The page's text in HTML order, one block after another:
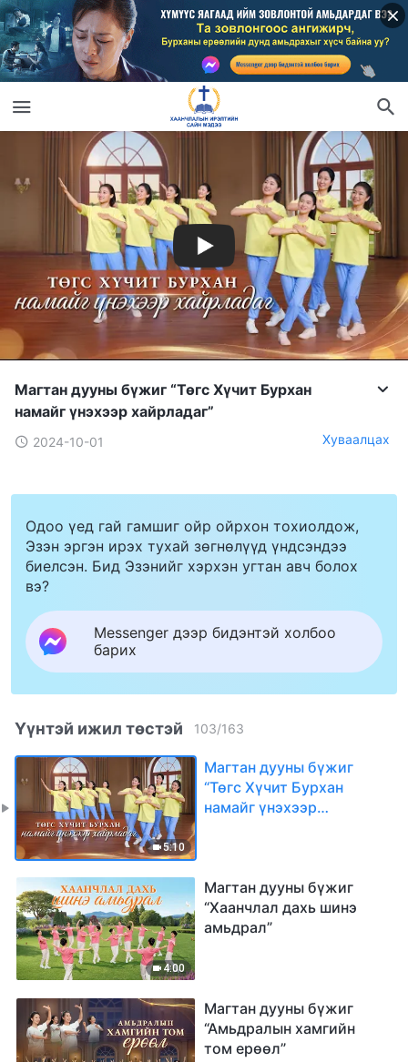
Магтан дууны бүжиг “Төгс Хүчит Бурхан
намайг үнэхээр хайрладаг”
2024-10-01 Хуваалцах
Одоо үед гай гамшиг ойр ойрхон тохиолдож,
Эзэн эргэн ирэх тухай зөгнөлүүд үндсэндээ
биелсэн. Бид Эзэнийг хэрхэн угтан авч болох
вэ?
Messenger дээр бидэнтэй холбоо
барих
Үүнтэй ижил төстэй 103/163
5:10
Магтан дууны бүжиг
“Төгс Хүчит Бурхан
намайг үнэхээр
4:00
Магтан дууны бүжиг
“Хаанчлал дахь шинэ
амьдрал”
Магтан дууны бүжиг
“Амьдралын хамгийн
том ерөөл”